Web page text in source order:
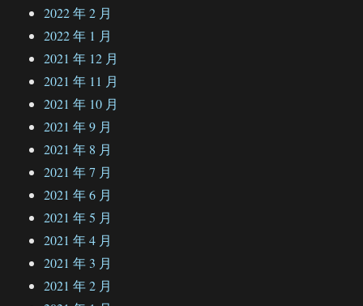
2022 年 2 月
2022 年 1 月
2021 年 12 月
2021 年 11 月
2021 年 10 月
2021 年 9 月
2021 年 8 月
2021 年 7 月
2021 年 6 月
2021 年 5 月
2021 年 4 月
2021 年 3 月
2021 年 2 月